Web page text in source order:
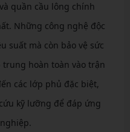
quần cầu lông chính
Những công nghệ độc
suất mà còn bảo vệ sức
hoàn toàn vào trận
các lớp phủ đặc biệt,
kỹ lưỡng để đáp ứng